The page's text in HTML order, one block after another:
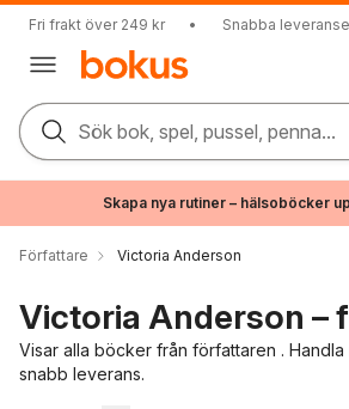
Fri frakt över 249 kr • Snabba
Sök bok, spel, pussel, penna...
Skapa nya rutiner – hälsoböcker
Författare Victoria Anderson
Victoria Anderson –
Visar alla böcker från författaren .
snabb leverans.